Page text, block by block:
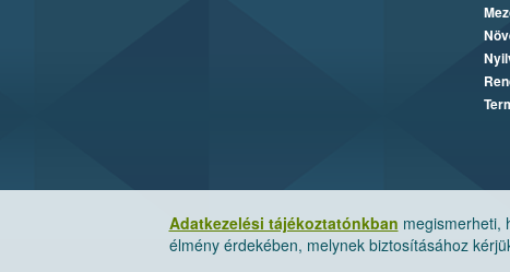
Adatkezelési tájékoztatónkban megismerheti,
élmény érdekében, melynek biztosításához